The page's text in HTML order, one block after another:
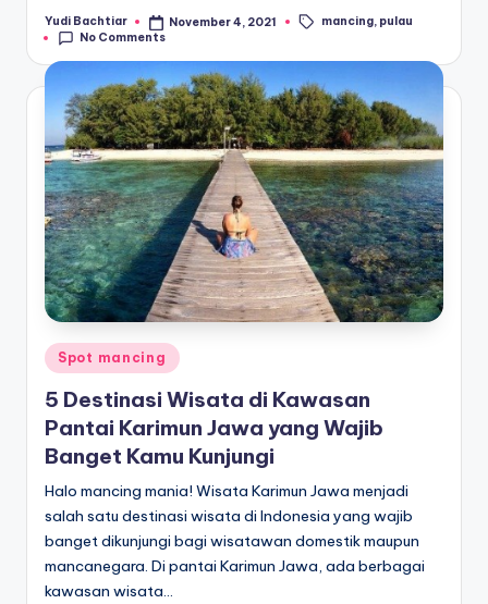
Posted
by
Yudi Bachtiar November 4, 2021
Tags:
mancing, pulau
No Comments
Posted
in
Spot mancing
5 Destinasi Wisata di Kawasan
Pantai Karimun Jawa yang Wajib
Banget Kamu Kunjungi
Halo mancing mania! Wisata Karimun Jawa menjadi
salah satu destinasi wisata di Indonesia yang wajib
banget dikunjungi bagi wisatawan domestik maupun
mancanegara. Di pantai Karimun Jawa, ada berbagai
kawasan wisata…